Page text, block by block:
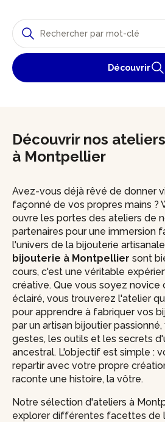
Découvrir
Découvrir nos
à Montpellier
Avez-vous déjà rêvé de donner
façonné de vos propres mains ?
ouvre les portes des ateliers de
partenaires pour une immersion
l'univers de la bijouterie
bijouterie à Montpellier sont
cours, c'est une véritable
créative. Que vous soyez novice
éclairé, vous trouverez l'atelier
pour apprendre à fabriquer vos
par un artisan bijoutier
gestes, les outils et les secrets
ancestral. L'objectif est simple :
repartir avec votre propre
raconte une histoire, la vôtre.
Notre sélection d'ateliers à
explorer différentes facettes de